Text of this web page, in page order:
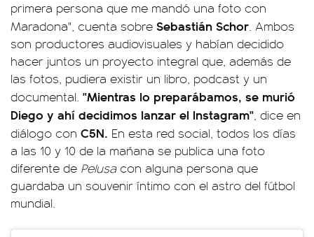
primera persona que me mandó una foto con
Maradona", cuenta sobre Sebastián Schor. Ambos
son productores audiovisuales y habían decidido
hacer juntos un proyecto integral que, además de
las fotos, pudiera existir un libro, podcast y un
documental. "Mientras lo preparábamos, se murió
Diego y ahí decidimos lanzar el Instagram", dice en
diálogo con C5N. En esta red social, todos los días
a las 10 y 10 de la mañana se publica una foto
diferente de Pelusacon alguna persona que
guardaba un souvenir íntimo con el astro del fútbol
mundial.